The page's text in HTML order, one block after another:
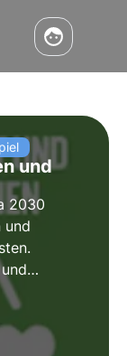
und
2030
und
die
wie
können.